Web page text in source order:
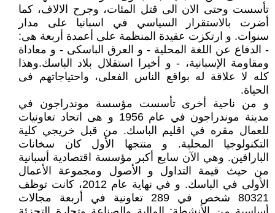
تأسست وحتى الان الى قتل المئات، وجرح الالاف، كما
أضرت بالاستقرار السياسي في اسبانيا على مدار
سنوات. و ارتكزت عقيدة المنظمة على أعمدة أربعة هى:
- الدفاع عن اللغة المحلية - و العرق الباسكى - و معاداة
ومقاومة الإسبانية، - و أخيرا استقلال بلاد الباسك.وهذا
كله لا علاقة له بواقع الناس الفعلى، واحتياجاتهم فى
الحياة.
و من ناحية أخرى تأسست مؤسسة موندراجون في
مدينة موندراجون في عام 1956 و هى اتحاد تعاونيات
للعمال مقره في اقليم الباسك. من قبل خريجي كلية
التكنولوجيا المحلية. و منتجها الأول كان سخانات
البارافين. وهي الآن سابع أكبر مؤسسة اقتصادية أسبانية
من حيث قيمة التداول و الأصول ومجموعة الأعمال
الأولى في الباسك. و في نهاية عام 2012، كانت توظف
80321 شخص في 289 تعاونية في أربعة مجالات